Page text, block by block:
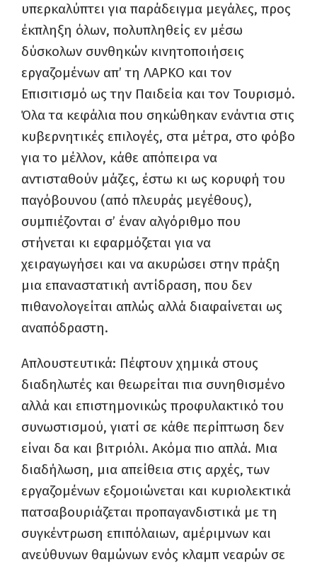
υπερκαλύπτει για παράδειγμα μεγάλες, προς
έκπληξη όλων, πολυπληθείς εν μέσω
δύσκολων συνθηκών κινητοποιήσεις
εργαζομένων απ’ τη ΛΑΡΚΟ και τον
Επισιτισμό ως την Παιδεία και τον Τουρισμό.
Όλα τα κεφάλια που σηκώθηκαν ενάντια στις
κυβερνητικές επιλογές, στα μέτρα, στο φόβο
για το μέλλον, κάθε απόπειρα να
αντισταθούν μάζες, έστω κι ως κορυφή του
παγόβουνου (από πλευράς μεγέθους),
συμπιέζονται σ’ έναν αλγόριθμο που
στήνεται κι εφαρμόζεται για να
χειραγωγήσει και να ακυρώσει στην πράξη
μια επαναστατική αντίδραση, που δεν
πιθανολογείται απλώς αλλά διαφαίνεται ως
αναπόδραστη.
Απλουστευτικά: Πέφτουν χημικά στους
διαδηλωτές και θεωρείται πια συνηθισμένο
αλλά και επιστημονικώς προφυλακτικό του
συνωστισμού, γιατί σε κάθε περίπτωση δεν
είναι δα και βιτριόλι. Ακόμα πιο απλά. Μια
διαδήλωση, μια απείθεια στις αρχές, των
εργαζομένων εξομοιώνεται και κυριολεκτικά
πατσαβουριάζεται προπαγανδιστικά με τη
συγκέντρωση επιπόλαιων, αμέριμνων και
ανεύθυνων θαμώνων ενός κλαμπ νεαρών σε